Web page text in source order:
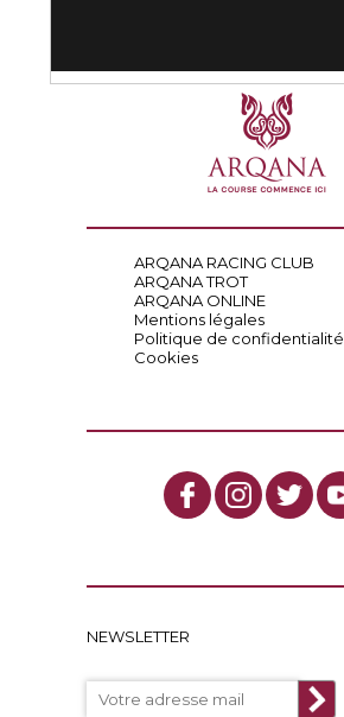
ARQANA RACING CLUB
ARQANA TROT
ARQANA ONLINE
Mentions légales
Politique de confidentialité
Cookies
NEWSLETTER